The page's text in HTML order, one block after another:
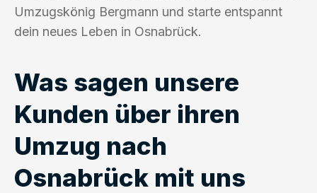
Umzugskönig Bergmann und starte entspannt
dein neues Leben in Osnabrück.
Was sagen unsere
Kunden über ihren
Umzug nach
Osnabrück mit uns